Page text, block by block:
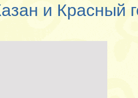
и Красный